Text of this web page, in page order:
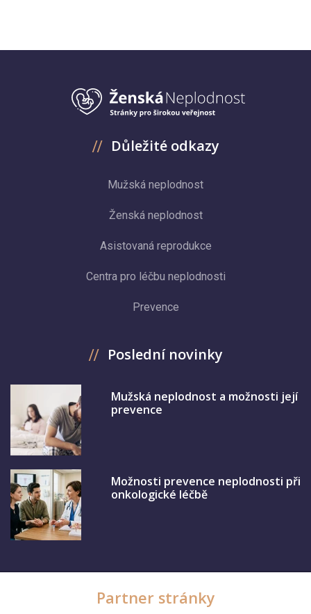
Důležité odkazy
Mužská neplodnost
Ženská neplodnost
Asistovaná reprodukce
Centra pro léčbu neplodnosti
Prevence
Poslední novinky
Mužská neplodnost a možnosti její
prevence
Možnosti prevence neplodnosti při
onkologické léčbě
Partner stránky